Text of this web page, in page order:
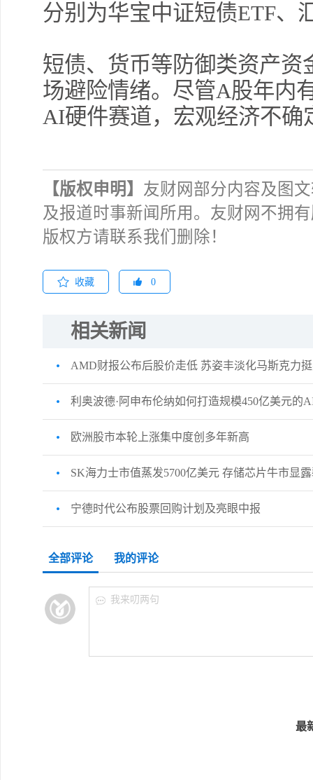
分别为华宝中证短债ETF、
短债、货币等防御类资产
场避险情绪。尽管A股年内
AI硬件赛道，宏观经济不确
【版权申明】 友财网部分内容及图
及报道时事新闻所用。友财网不拥
版权方请联系我们删除！
收藏 0
相关新闻
AMD财报公布后股价走低 苏姿丰淡化马斯克力
利奥波德·阿申布伦纳如何打造规模450亿美元的
欧洲股市本轮上涨集中度创多年新高
SK海力士市值蒸发5700亿美元 存储芯片牛市显
宁德时代公布股票回购计划及亮眼中报
全部评论 我的评论
我来叨两句
最